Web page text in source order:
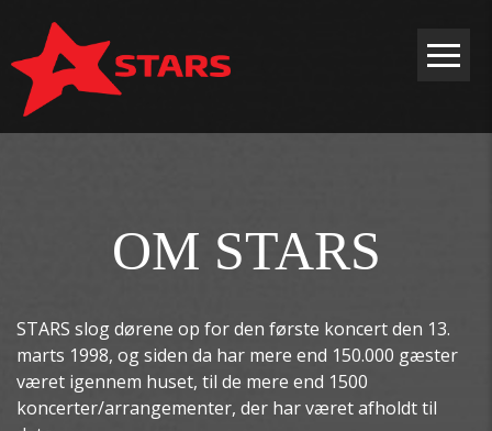
OM STARS
STARS slog dørene op for den første koncert den 13.
marts 1998, og siden da har mere end 150.000 gæster
været igennem huset, til de mere end 1500
koncerter/arrangementer, der har været afholdt til